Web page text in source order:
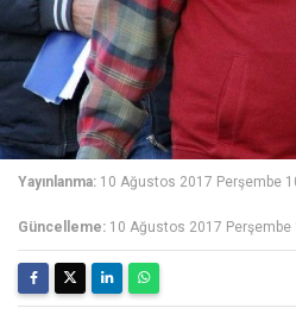
Yayınlanma: 10 Ağustos 2017 Perşembe
Güncelleme: 10 Ağustos 2017 Perşembe